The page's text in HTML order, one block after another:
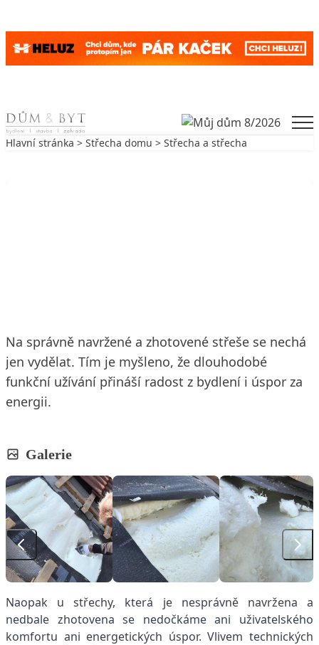
Skip to content
Hlavní stránka > Střecha domu > Střecha a střecha
Na správně navržené a zhotovené střeše se nechá
jen vydělat. Tím je myšleno, že dlouhodobé
funkční užívání přináší radost z bydlení i úspor za
energii.
Galerie
Naopak u střechy, která je nesprávně navržena a
nedbale zhotovena se nedočkáme ani uživatelského
komfortu ani energetických úspor. Vlivem technických